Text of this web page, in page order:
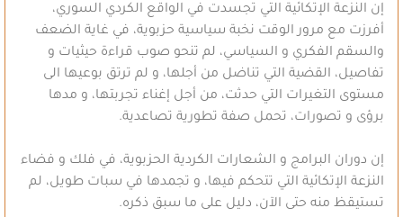
إن النزعة الإتكائية التي تجسدت في الواقع الكردي السوري،
أفرزت مع مرور الوقت نخبة سياسية حزبوية، في غاية الضعف
والسقم الفكري و السياسي، لم تنحو صوب قراءة حيثيات و
تفاصيل، القضية التي تناضل من أجلها، و لم ترتق بوعيها الى
مستوى التغيرات التي حدثت، من أجل إغناء تجربتها، و مدها
برؤى و تصورات، تحمل صفة تطورية تصاعدية.
إن دوران البرامج و الشعارات الكردية الحزبوية، في فلك و فضاء
النزعة الإتكائية التي تتحكم فيها، و تجمدها في سبات طويل، لم
تستيقظ منه حتى الآن، دليل على ما سبق ذكره.